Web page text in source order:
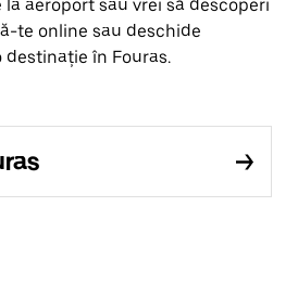
aeroport sau vrei să descoperi
te online sau deschide
în Fouras.